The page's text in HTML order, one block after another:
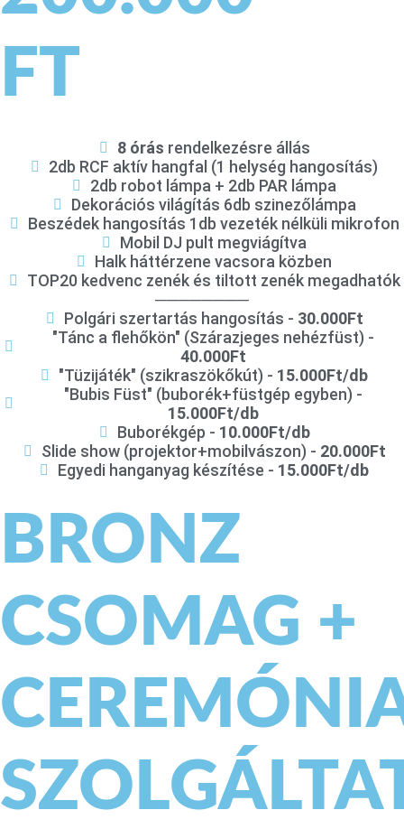
FT
8 órás rendelkezésre állás
2db RCF aktív hangfal (1 helység hangosítás)
2db robot lámpa + 2db PAR lámpa
Dekorációs világítás 6db szinezőlámpa
Beszédek hangosítás 1db vezeték nélküli mikrofon
Mobil DJ pult megviágítva
Halk háttérzene vacsora közben
TOP20 kedvenc zenék és tiltott zenék megadhatók
────────
Polgári szertartás hangosítás - 30.000Ft
"Tánc a flehőkön" (Szárazjeges nehézfüst) -
40.000Ft
"Tüzijáték" (szikraszökőkút) - 15.000Ft/db
"Bubis Füst" (buborék+füstgép egyben) -
15.000Ft/db
Buborékgép - 10.000Ft/db
Slide show (projektor+mobilvászon) - 20.000Ft
Egyedi hanganyag készítése - 15.000Ft/db
BRONZ
CSOMAG +